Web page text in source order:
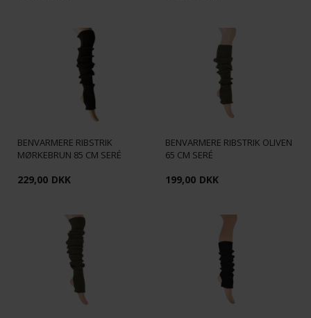
BENVARMERE RIBSTRIK
MØRKEBRUN 85 CM SERÉ
229,00 DKK
BENVARMERE RIBSTRIK OLIVEN
65 CM SERÉ
199,00 DKK